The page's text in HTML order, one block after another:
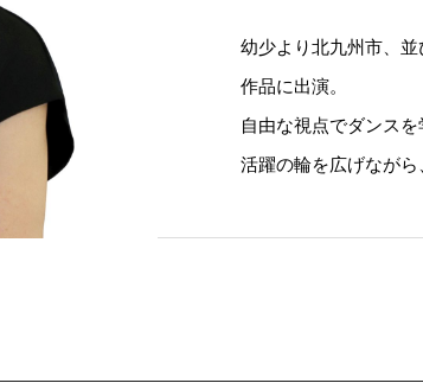
幼少より北九州市、
作品に出演。
自由な視点でダンス
活躍の輪を広げなが